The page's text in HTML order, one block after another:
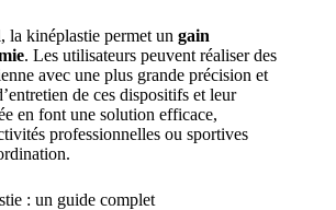
la kinéplastie permet un gain
. Les utilisateurs peuvent réaliser des
avec une plus grande précision et
de ces dispositifs et leur
en font une solution efficace,
professionnelles ou sportives
: un guide complet